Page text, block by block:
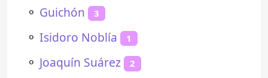
⚬ Guichón 3
⚬ Isidoro Noblía 1
⚬ Joaquín Suárez 2